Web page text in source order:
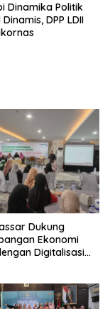
Dinamika Politik
DPP LDII
Dukung
Ekonomi
Digitalisasi